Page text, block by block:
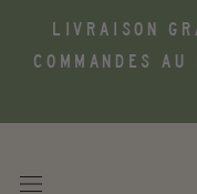
contenu
LIVRAISON
COMMANDES